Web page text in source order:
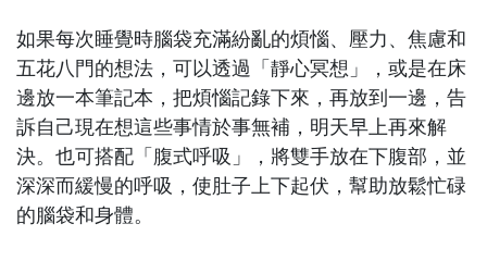
如果每次睡覺時腦袋充滿紛亂的煩惱、壓力、焦慮和
五花八門的想法，可以透過「靜心冥想」，或是在床
邊放一本筆記本，把煩惱記錄下來，再放到一邊，告
訴自己現在想這些事情於事無補，明天早上再來解
決。也可搭配「腹式呼吸」，將雙手放在下腹部，並
深深而緩慢的呼吸，使肚子上下起伏，幫助放鬆忙碌
的腦袋和身體。